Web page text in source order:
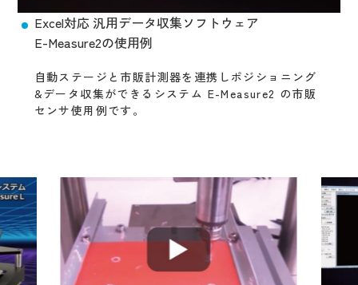
Excel対応 汎用データ収集ソフトウェア
E-Measure2の使用例
自動ステージと市販計測器を連携しポジショニング
&データ収集ができるシステム E-Measure2 の市販
センサ使用例です。